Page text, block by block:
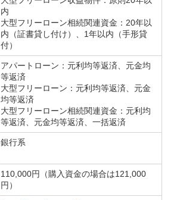
内
大型フリーローン相続関連資金：20年以
内（証書貸し付け）、1年以内（手形貸
付）
アパートローン：元利均等返済、元金均
等返済
大型フリーローン：元利均等返済、元金
均等返済
大型フリーローン相続関連資金：元利均
等返済、元金均等返済、一括返済
銀行系
110,000円（購入資金の場合は121,000
円）